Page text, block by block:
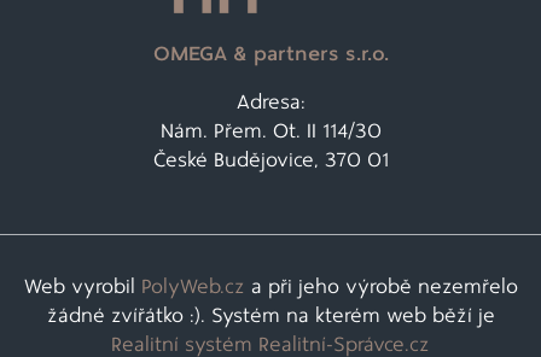
OMEGA & partners s.r.o.
Adresa:
Nám. Přem. Ot. II 114/30
České Budějovice, 370 01
Web vyrobil PolyWeb.cz a při jeho výrobě nezemřelo
žádné zvířátko :). Systém na kterém web běží je
Realitní systém Realitní-Správce.cz